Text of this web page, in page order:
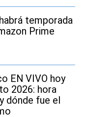
temporada
Prime
EN VIVO hoy
2026: hora
dónde fue el